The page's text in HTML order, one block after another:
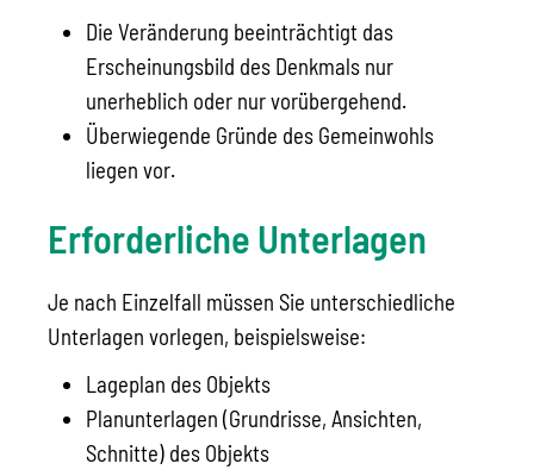
Die Veränderung beeinträchtigt das
Erscheinungsbild des Denkmals nur
unerheblich oder nur vorübergehend.
Überwiegende Gründe des Gemeinwohls
liegen vor.
Erforderliche Unterlagen
Je nach Einzelfall müssen Sie unterschiedliche
Unterlagen vorlegen, beispielsweise:
Lageplan des Objekts
Planunterlagen (Grundrisse, Ansichten,
Schnitte) des Objekts